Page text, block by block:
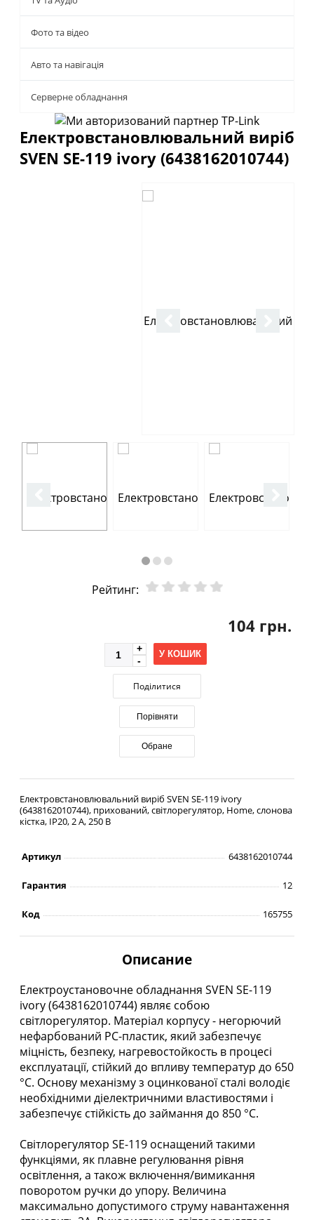
Фото та відео
Авто та навігація
Серверне обладнання
Електровстановлювальний виріб
SVEN SE-119 ivory (6438162010744)
Рейтинг:
104 грн.
У КОШИК
Поділитися
Порівняти
Обране
Електровстановлювальний виріб SVEN SE-119 ivory
(6438162010744), прихований, світлорегулятор, Home, слонова
кістка, IP20, 2 А, 250 В
Артикул 6438162010744
Гарантия 12
Код 165755
Описание
Електроустановочне обладнання SVEN SE-119
ivory (6438162010744) являє собою
світлорегулятор. Матеріал корпусу - негорючий
нефарбований PC-пластик, який забезпечує
міцність, безпеку, нагревостойкость в процесі
експлуатації, стійкий до впливу температур до 650
°С. Основу механізму з оцинкованої сталі володіє
необхідними діелектричними властивостями і
забезпечує стійкість до займання до 850 °С.
Світлорегулятор SE-119 оснащений такими
функціями, як плавне регулювання рівня
освітлення, а також включення/вимикання
поворотом ручки до упору. Величина
максимально допустимого струму навантаження